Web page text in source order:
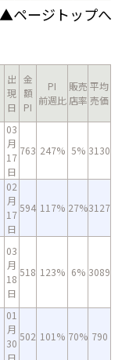
▲ページトップへ
出
現
日
金
額
PI
PI
前週比
販売
店率
平均
売価
03
月
17
日
763 247% 5% 3130
02
月
17
日
594 117% 27%3127
03
月
18
日
518 123% 6% 3089
01
月
30
日
502 101% 70% 790